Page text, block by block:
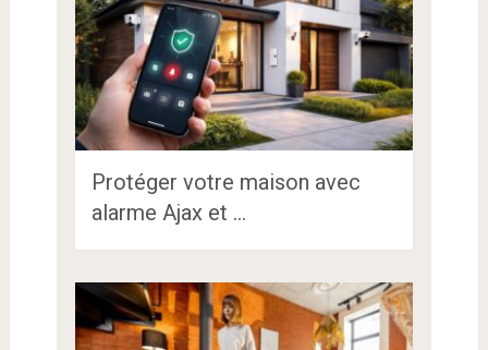
Protéger votre maison avec
alarme Ajax et …